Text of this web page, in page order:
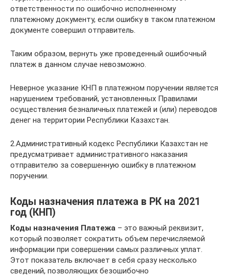
ответственности по ошибочно исполненному
платежному документу, если ошибку в таком платежном
документе совершил отправитель.
Таким образом, вернуть уже проведенный ошибочный
платеж в данном случае невозможно.
Неверное указание КНП в платежном поручении является
нарушением требований, установленных Правилами
осуществления безналичных платежей и (или) переводов
денег на территории Республики Казахстан.
2.Административный кодекс Республики Казахстан не
предусматривает административного наказания
отправителю за совершенную ошибку в платежном
поручении.
Коды назначения платежа в РК на 2021
год (КНП)
Коды назначения Платежа – это важный реквизит,
который позволяет сократить объем перечисляемой
информации при совершении самых различных уплат.
Этот показатель включает в себя сразу несколько
сведений, позволяющих безошибочно